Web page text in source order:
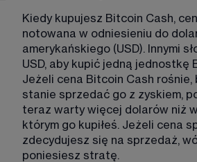
Kiedy kupujesz Bitcoin Cash,
notowana w odniesieniu do
amerykańskiego (USD). Innymi
USD, aby kupić jedną jednostkę
Jeżeli cena Bitcoin Cash rośnie,
stanie sprzedać go z zyskiem,
teraz warty więcej dolarów niż
którym go kupiłeś. Jeżeli cena
zdecydujesz się na sprzedaż,
poniesiesz stratę.